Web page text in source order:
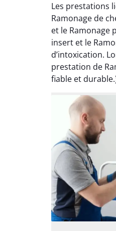
Les prestations
Ramonage de
et le Ramonage
insert et le
d’intoxication.
prestation de
fiable et